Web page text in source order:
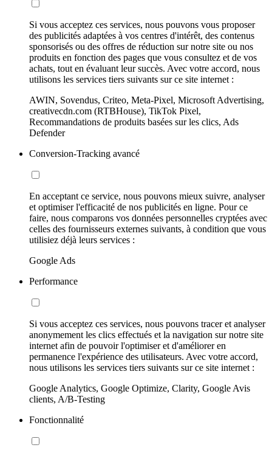
Si vous acceptez ces services, nous pouvons vous proposer
des publicités adaptées à vos centres d'intérêt, des contenus
sponsorisés ou des offres de réduction sur notre site ou nos
produits en fonction des pages que vous consultez et de vos
achats, tout en évaluant leur succès. Avec votre accord, nous
utilisons les services tiers suivants sur ce site internet :
AWIN, Sovendus, Criteo, Meta-Pixel, Microsoft Advertising,
creativecdn.com (RTBHouse), TikTok Pixel,
Recommandations de produits basées sur les clics, Ads
Defender
Conversion-Tracking avancé
En acceptant ce service, nous pouvons mieux suivre, analyser
et optimiser l'efficacité de nos publicités en ligne. Pour ce
faire, nous comparons vos données personnelles cryptées avec
celles des fournisseurs externes suivants, à condition que vous
utilisiez déjà leurs services :
Google Ads
Performance
Si vous acceptez ces services, nous pouvons tracer et analyser
anonymement les clics effectués et la navigation sur notre site
internet afin de pouvoir l'optimiser et d'améliorer en
permanence l'expérience des utilisateurs. Avec votre accord,
nous utilisons les services tiers suivants sur ce site internet :
Google Analytics, Google Optimize, Clarity, Google Avis
clients, A/B-Testing
Fonctionnalité